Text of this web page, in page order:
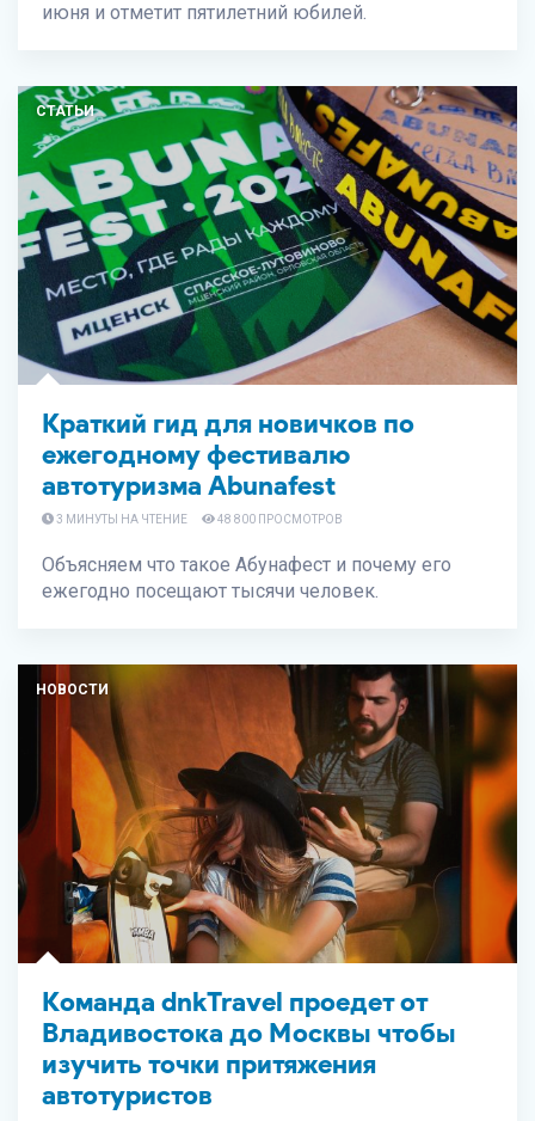
июня и отметит пятилетний юбилей.
СТАТЬИ
Краткий гид для новичков по
ежегодному фестивалю
автотуризма Abunafest
3 МИНУТЫ НА ЧТЕНИЕ 48 800 ПРОСМОТРОВ
Объясняем что такое Абунафест и почему его
ежегодно посещают тысячи человек.
НОВОСТИ
Команда dnkTravel проедет от
Владивостока до Москвы чтобы
изучить точки притяжения
автотуристов